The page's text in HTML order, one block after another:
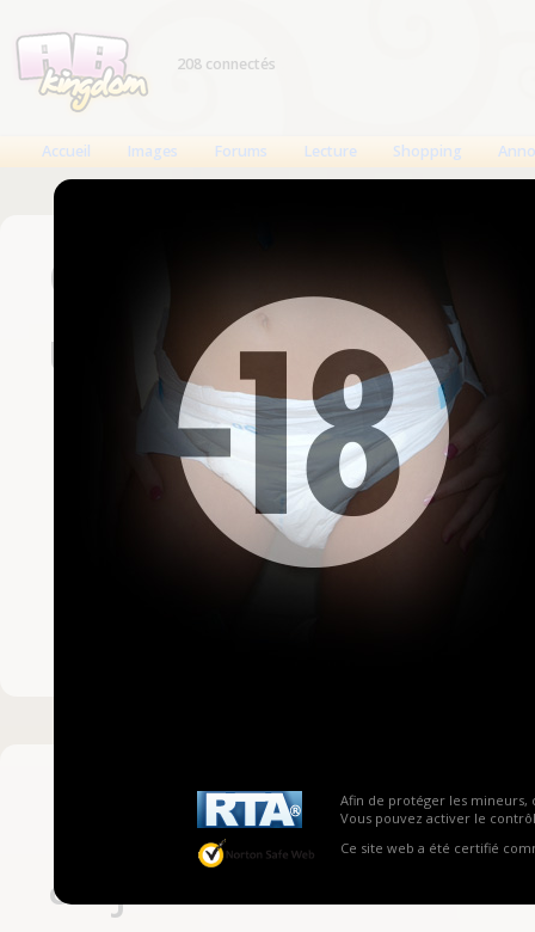
Afin de protéger les mineurs,
Vous pouvez activer le
Ce site web a été certifié
208 connectés
Accueil Images Forums Lecture Shopping
Connexion
Un compte est
Nom d'utilisateur
Mot de passe
Pas encore
aujourd'hui